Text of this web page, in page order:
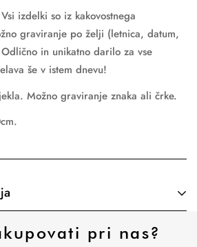
izdelki so iz kakovostnega
graviranje po želji (letnica, datum,
in unikatno darilo za vse
še v istem dnevu!
Možno graviranje znaka ali črke.
Slovenija
. Pred dostavo vas bomo
pri nas?